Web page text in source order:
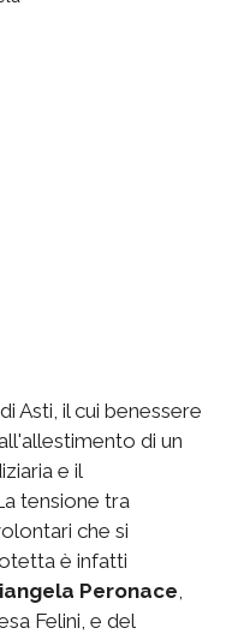
Asti, il cui benessere
di un
e il
tensione tra
che si
è infatti
Peronace
Felini, e del